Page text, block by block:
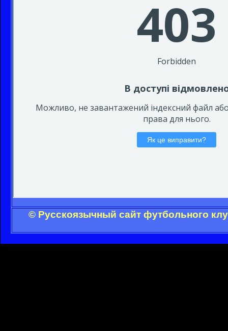
© Русскоязычный сайт футбольного